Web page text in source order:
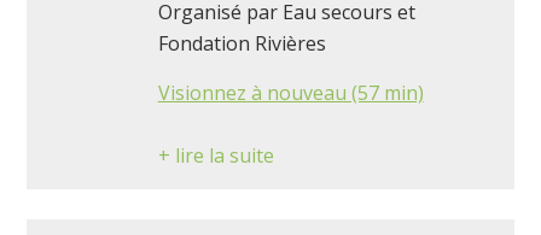
Organisé par Eau secours et
Fondation Rivières
Visionnez à nouveau (57 min)
+ lire la suite